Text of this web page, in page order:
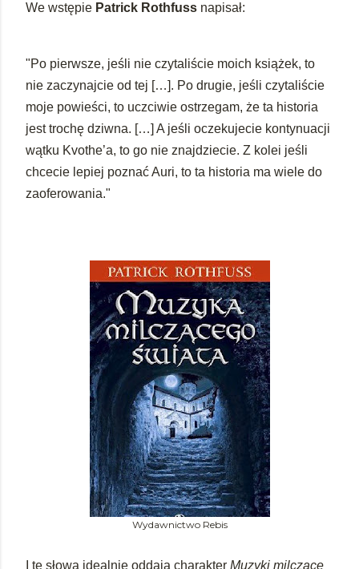
We wstępie Patrick Rothfuss napisał:
"Po pierwsze, jeśli nie czytaliście moich książek, to
nie zaczynajcie od tej […]. Po drugie, jeśli czytaliście
moje powieści, to uczciwie ostrzegam, że ta historia
jest trochę dziwna. […] A jeśli oczekujecie kontynuacji
wątku Kvothe’a, to go nie znajdziecie. Z kolei jeśli
chcecie lepiej poznać Auri, to ta historia ma wiele do
zaoferowania."
Wydawnictwo Rebis
I te słowa idealnie oddają charakter Muzyki milczące